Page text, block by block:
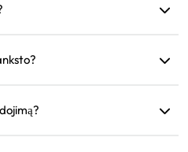
jūsų telefone.
naudoti atvykus.